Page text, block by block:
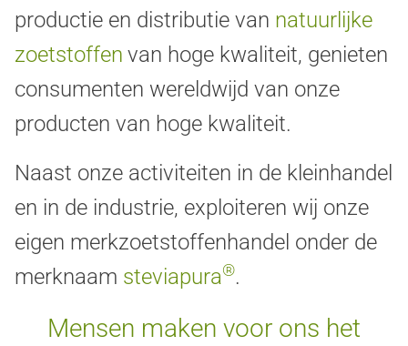
productie en distributie van natuurlijke
zoetstoffen van hoge kwaliteit, genieten
consumenten wereldwijd van onze
producten van hoge kwaliteit.
Naast onze activiteiten in de kleinhandel
en in de industrie, exploiteren wij onze
eigen merkzoetstoffenhandel onder de
merknaam steviapura®.
Mensen maken voor ons het